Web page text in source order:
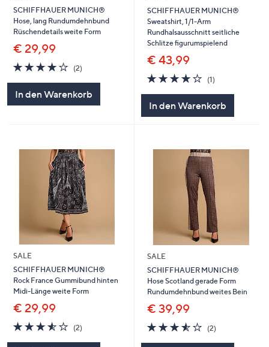
SCHIFFHAUER MUNICH®
Hose, lang Rundumdehnbund
Rüschendetails weite Form
€ 29,99
4.0
von
(2)2
In den Warenkorb
SCHIFFHAUER MUNICH®
Sweatshirt, 1/1-Arm
Rundhalsausschnitt seitliche
Schlitze figurumspielend
€ 43,99
4.0
von
(1)1
In den Warenkorb
SALE
SCHIFFHAUER MUNICH®
Rock France Gummibund hinten
Midi-Länge weite Form
€ 29,99
3.5
von
(2)2
SALE
SCHIFFHAUER MUNICH®
Hose Scotland gerade Form
Rundumdehnbund weites Bein
€ 39,99
3.5
von
(2)2